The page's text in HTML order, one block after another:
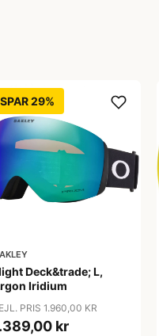
SPAR 29%
Deck&trade; L,
Iridium
PRIS 1.960,00 KR
kr